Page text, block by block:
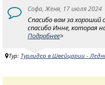
Софа, Женя, 17 июля 2024
Спасибо вам за хороший
спасибо Инне, которая
Подробнее>
Тур: Турлидер в Швейцарии -